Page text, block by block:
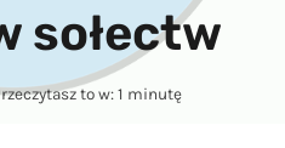
sołectw
to w:1 minutę